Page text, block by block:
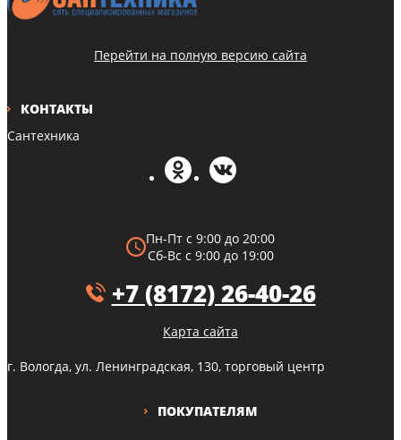
ПОКУПАТЕЛЯМ
КОНТАКТЫ
Сантехника
Пн-Пт с 9:00 до 20:00
Сб-Вс с 9:00 до 19:00
+7 (8172) 26-40-26
Карта сайта
г. Вологда, ул. Ленинградская, 130, торговый центр
Перейти на полную версию сайта